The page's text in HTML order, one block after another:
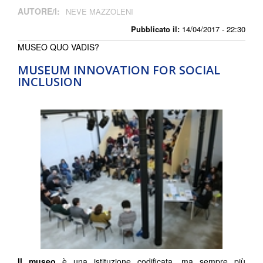
Pubblicato il: 14/04/2017 - 22:30
AUTORE/I: NEVE MAZZOLENI
MUSEUM INNOVATION FOR SOCIAL
INCLUSION
MUSEO QUO VADIS?